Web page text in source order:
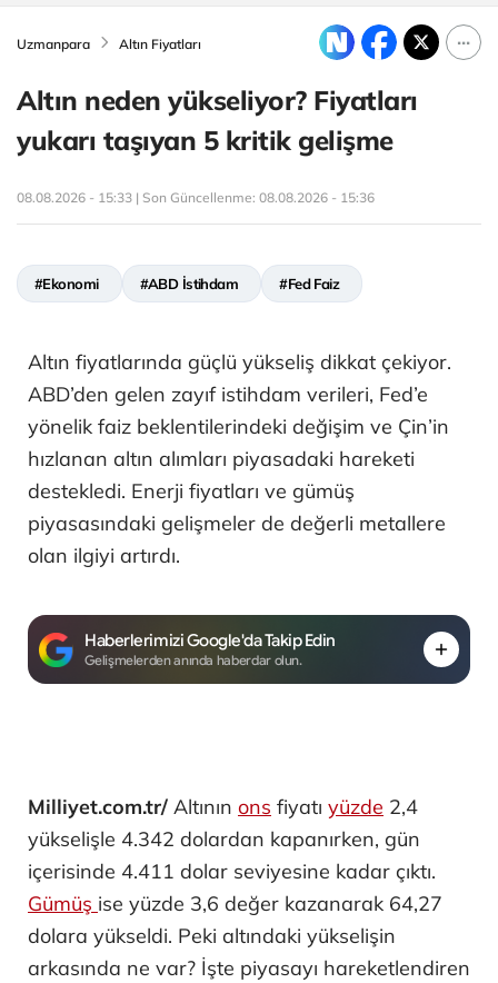
Uzmanpara Altın Fiyatları
Altın neden yükseliyor? Fiyatları
yukarı taşıyan 5 kritik gelişme
08.08.2026 - 15:33 | Son Güncellenme: 08.08.2026 - 15:36
#Ekonomi #ABD İstihdam #Fed Faiz
Altın fiyatlarında güçlü yükseliş dikkat çekiyor.
ABD’den gelen zayıf istihdam verileri, Fed’e
yönelik faiz beklentilerindeki değişim ve Çin’in
hızlanan altın alımları piyasadaki hareketi
destekledi. Enerji fiyatları ve gümüş
piyasasındaki gelişmeler de değerli metallere
olan ilgiyi artırdı.
Haberlerimizi Google'da Takip Edin
Gelişmelerden anında haberdar olun.
Milliyet.com.tr/ Altının ons fiyatı yüzde 2,4
yükselişle 4.342 dolardan kapanırken, gün
içerisinde 4.411 dolar seviyesine kadar çıktı.
Gümüş ise yüzde 3,6 değer kazanarak 64,27
dolara yükseldi. Peki altındaki yükselişin
arkasında ne var? İşte piyasayı hareketlendiren